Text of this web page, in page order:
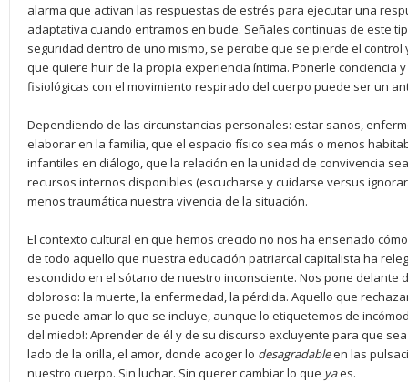
alarma que activan las respuestas de estrés para ejecutar una
adaptativa cuando entramos en bucle. Señales continuas de este
seguridad dentro de uno mismo, se percibe que se pierde el
que quiere huir de la propia experiencia íntima. Ponerle conciencia
fisiológicas con el movimiento respirado del cuerpo puede ser un
Dependiendo de las circunstancias personales: estar sanos,
elaborar en la familia, que el espacio físico sea más o menos
infantiles en diálogo, que la relación en la unidad de convivencia
recursos internos disponibles (escucharse y cuidarse versus
menos traumática nuestra vivencia de la situación.
El contexto cultural en que hemos crecido no nos ha enseñado
de todo aquello que nuestra educación patriarcal capitalista ha
escondido en el sótano de nuestro inconsciente. Nos pone delante
doloroso: la muerte, la enfermedad, la pérdida. Aquello que
se puede amar lo que se incluye, aunque lo etiquetemos de
del miedo!: Aprender de él y de su discurso excluyente para que
lado de la orilla, el amor, donde acoger lo desagradableen las
nuestro cuerpo. Sin luchar. Sin querer cambiar lo que yaes.